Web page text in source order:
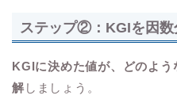
ステップ②：KGIを因数
KGIに決めた値が、どのよ
解しましょう。